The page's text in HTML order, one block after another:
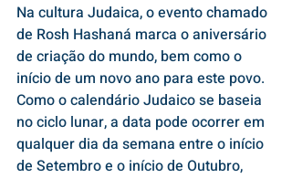
Na cultura Judaica, o evento chamado
de Rosh Hashaná marca o aniversário
de criação do mundo, bem como o
início de um novo ano para este povo.
Como o calendário Judaico se baseia
no ciclo lunar, a data pode ocorrer em
qualquer dia da semana entre o início
de Setembro e o início de Outubro,